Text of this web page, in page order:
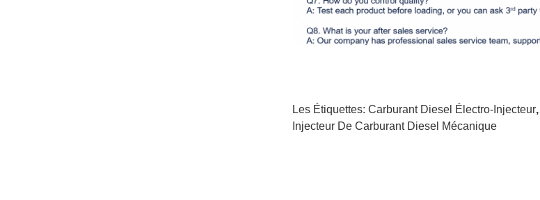
Les Étiquettes: Carburant Diesel Électro-Injecteur,
Injecteur De Carburant Diesel Mécanique